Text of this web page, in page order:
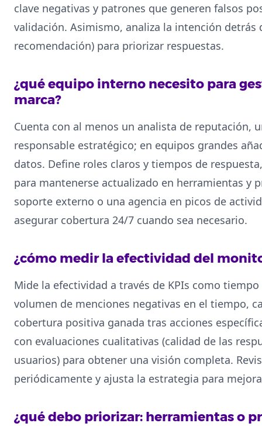
clave negativas y patrones que generen falsos
validación. Asimismo, analiza la intención detrás
recomendación) para priorizar respuestas.
¿qué equipo interno necesito para
marca?
Cuenta con al menos un analista de reputación,
responsable estratégico; en equipos grandes
datos. Define roles claros y tiempos de
para mantenerse actualizado en herramientas y
soporte externo o una agencia en picos de
asegurar cobertura 24/7 cuando sea necesario.
¿cómo medir la efectividad del
Mide la efectividad a través de KPIs como
volumen de menciones negativas en el tiempo,
cobertura positiva ganada tras acciones
con evaluaciones cualitativas (calidad de las
usuarios) para obtener una visión completa.
periódicamente y ajusta la estrategia para
¿qué debo priorizar: herramientas o